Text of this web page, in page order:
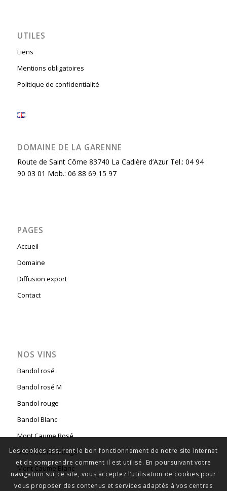
UTILES
Liens
Mentions obligatoires
Politique de confidentialité
DOMAINE DE LA GARENNE
Route de Saint Côme 83740 La Cadière d’Azur Tel.: 04 94
90 03 01 Mob.: 06 88 69 15 97
PAGES
Accueil
Domaine
Diffusion export
Contact
NOS VINS
Bandol rosé
Bandol rosé M
Bandol rouge
Bandol Blanc
Mont Caume Rosé
Mont Caume Rouge
Mont Caume Blanc
Les cookies assurent le bon fonctionnement de notre site Internet
et de comprendre comment il est utilisé. En poursuivant votre
navigation sur ce site, vous acceptez l’utilisation de cookies pour
vous proposer des contenus et services adaptés à vos centres